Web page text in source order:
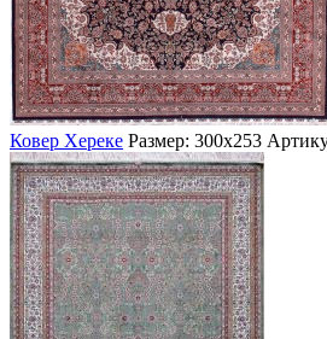
Ковер Хереке Размер: 300х253